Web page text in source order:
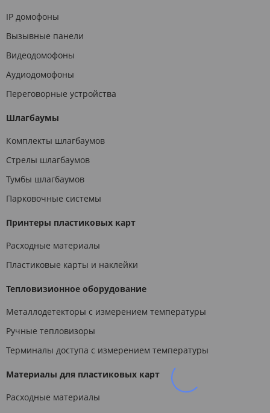
IP домофоны
Вызывные панели
Видеодомофоны
Аудиодомофоны
Переговорные устройства
Шлагбаумы
Комплекты шлагбаумов
Стрелы шлагбаумов
Тумбы шлагбаумов
Парковочные системы
Принтеры пластиковых карт
Расходные материалы
Пластиковые карты и наклейки
Тепловизионное оборудование
Металлодетекторы с измерением температуры
Ручные тепловизоры
Терминалы доступа с измерением температуры
Материалы для пластиковых карт
Расходные материалы